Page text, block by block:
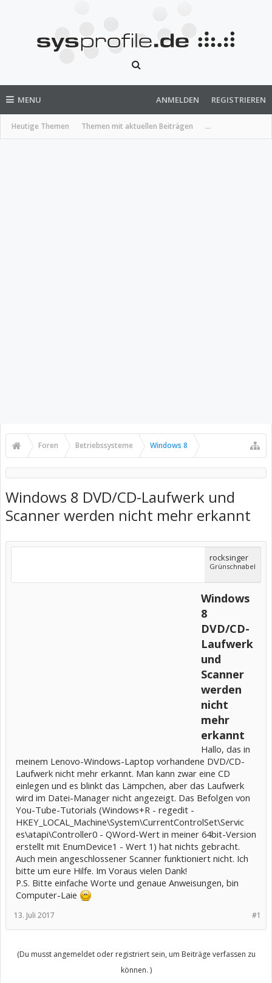
MENU
Heutige Themen Themen mit aktuellen Beiträgen ...
ANMELDEN REGISTRIEREN
Foren Betriebssysteme Windows 8
Windows 8 DVD/CD-Laufwerk und
Scanner werden nicht mehr erkannt
rocksinger
Grünschnabel
Windows
8
DVD/CD-
Laufwerk
und
Scanner
werden
nicht
mehr
erkannt
Hallo, das in
meinem Lenovo-Windows-Laptop vorhandene DVD/CD-
Laufwerk nicht mehr erkannt. Man kann zwar eine CD
einlegen und es blinkt das Lämpchen, aber das Laufwerk
wird im Datei-Manager nicht angezeigt. Das Befolgen von
You-Tube-Tutorials (Windows+R - regedit -
HKEY_LOCAL_Machine\System\CurrentControlSet\Servic
es\atapi\Controller0 - QWord-Wert in meiner 64bit-Version
erstellt mit EnumDevice1 - Wert 1) hat nichts gebracht.
Auch mein angeschlossener Scanner funktioniert nicht. Ich
bitte um eure Hilfe. Im Voraus vielen Dank!
P.S. Bitte einfache Worte und genaue Anweisungen, bin
Computer-Laie
#1
13. Juli 2017
(Du musst angemeldet oder registriert sein, um Beiträge verfassen zu
können. )